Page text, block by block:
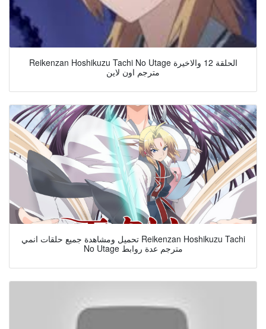
Reikenzan Hoshikuzu Tachi No Utage الحلقة 12 والاخيرة
مترجم اون لاين
تحميل ومشاهدة جميع حلقات انمي Reikenzan Hoshikuzu Tachi
No Utage مترجم عدة روابط